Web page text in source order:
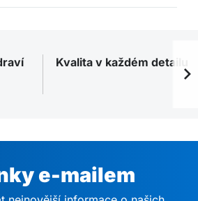
Kvalita v každém detailu
e-mailem